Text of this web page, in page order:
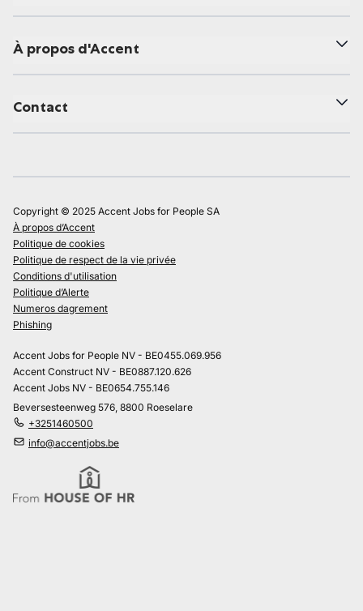
À propos d'Accent
Contact
Copyright © 2025 Accent Jobs for People SA
À propos d’Accent
Politique de cookies
Politique de respect de la vie privée
Conditions d'utilisation
Politique d’Alerte
Numeros dagrement
Phishing
Accent Jobs for People NV - BE0455.069.956
Accent Construct NV - BE0887.120.626
Accent Jobs NV - BE0654.755.146
Beversesteenweg 576, 8800 Roeselare
+3251460500
info@accentjobs.be